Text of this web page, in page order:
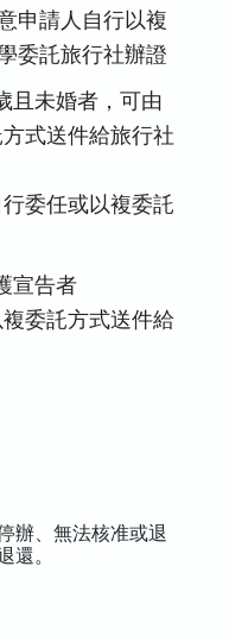
申請人自行以複
委託旅行社辦證
且未婚者，可由
式送件給旅行社
委任或以複委託
宣告者
委託方式送件給
辦、無法核准或退
還。